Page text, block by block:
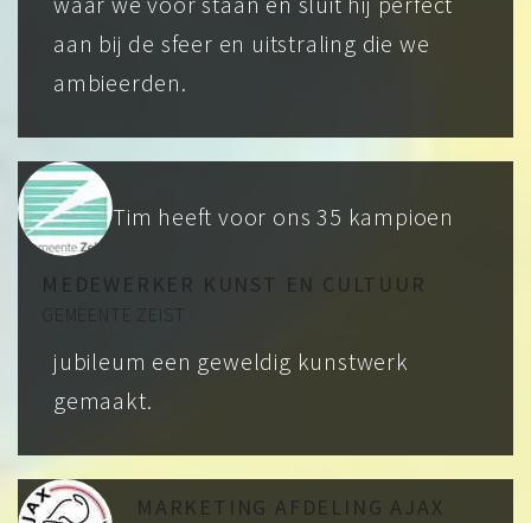
aan bij de sfeer en uitstraling die we
ambieerden.
MEDEWERKER KUNST EN CULTUUR
GEMEENTE ZEIST
Tim heeft voor ons 35 kampioen
jubileum een geweldig kunstwerk
gemaakt.
MARKETING AFDELING AJAX